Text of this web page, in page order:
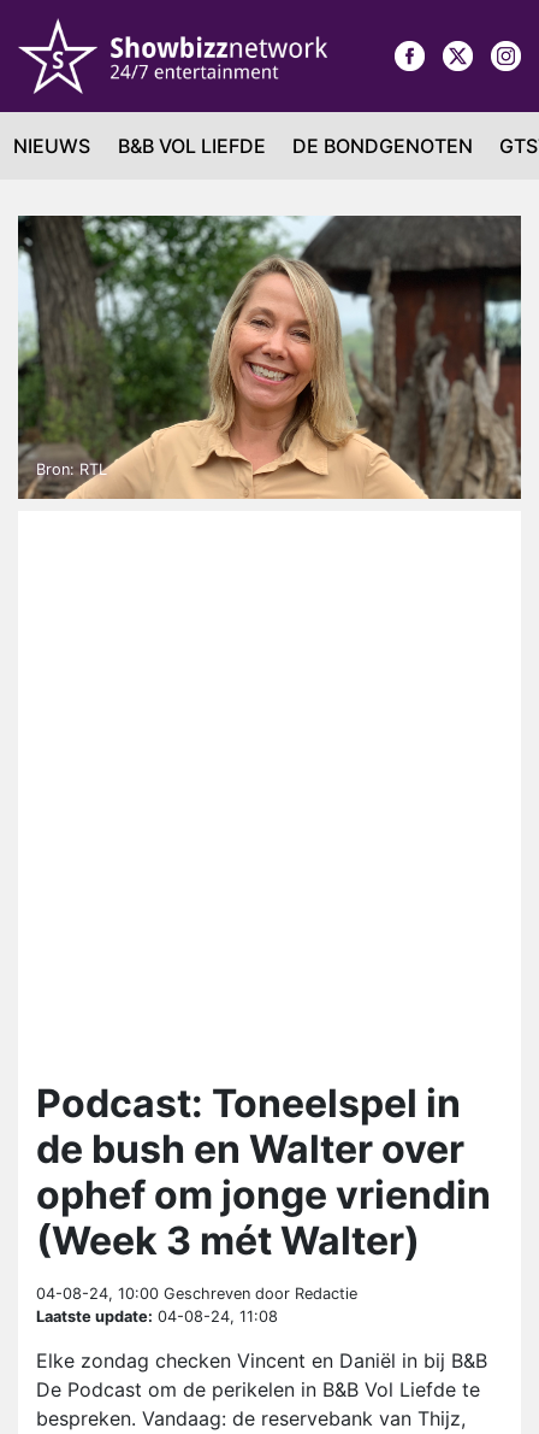
NIEUWS B&B VOL LIEFDE DE BONDGENOTEN
Bron: RTL
Podcast: Toneelspel in
de bush en Walter over
ophef om jonge vriendin
(Week 3 mét Walter)
04-08-24, 10:00 Geschreven door Redactie
Laatste update: 04-08-24, 11:08
Elke zondag checken Vincent en Daniël in bij B&B
De Podcast om de perikelen in B&B Vol Liefde te
bespreken. Vandaag: de reservebank van Thijz,